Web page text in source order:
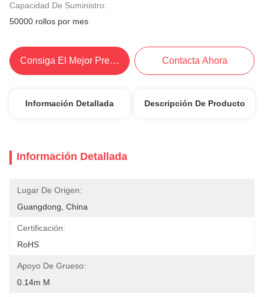
Capacidad De Suministro:
50000 rollos por mes
Consiga El Mejor Precio Contacta Ahora
Información Detallada Descripción De Producto
Información Detallada
Lugar De Origen:
Guangdong, China
Certificación:
RoHS
Apoyo De Grueso:
0.14m M